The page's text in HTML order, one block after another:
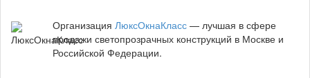
Организация ЛюксОкнаКласс — лучшая в сфере
продажи светопрозрачных конструкций в Москве и
Российской Федерации.